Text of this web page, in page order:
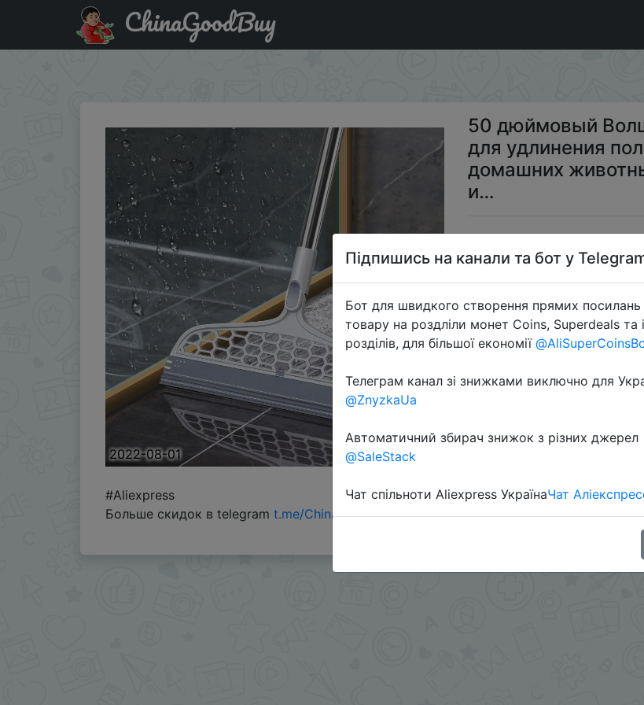
Промокод на знижку $2/$2 50 дюймовый Волшебный силиконовый скребок для удлинения пола,
для ванной и…
ChinaGoodBuy
2022-08-01
50 дюймовый
для удлинения
домашних
и…
#Aliexpress
Больше скидок в telegram t.me/ChinaGoodBuy
Підпишись на канали та бот у
Бот для швидкого створення прямих
товару на роздліли монет Coins, Superdeals та
розділів, для більшої економії
Телеграм канал зі знижками виключно для
@ZnyzkaUa
Автоматичний збирач знижок з різних джерел
@SaleStack
Чат спільноти Aliexpress УкраїнаЧат